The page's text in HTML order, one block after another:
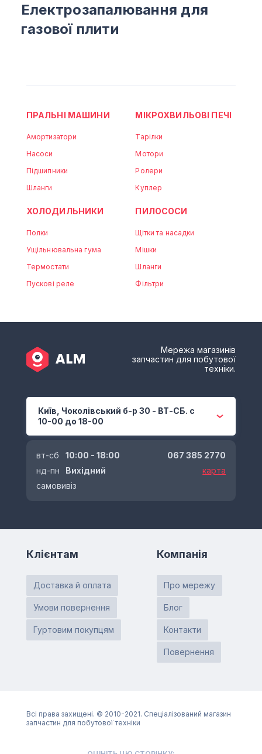
Електрозапалювання для
газової плити
ПРАЛЬНІ МАШИНИ
Амортизатори
Насоси
Підшипники
Шланги
МІКРОХВИЛЬОВІ ПЕЧІ
Тарілки
Мотори
Ролери
Куплер
ХОЛОДИЛЬНИКИ
Полки
Ущільнювальна гума
Термостати
Пускові реле
ПИЛОСОСИ
Щітки та насадки
Мішки
Шланги
Фільтри
Мережа магазинів
запчастин для побутової
техніки.
Київ, Чоколівський б-р 30 - ВТ-СБ. с
10-00 до 18-00
вт-сб
10:00 - 18:00
нд-пн
Вихідний
самовивіз
067 385 2770
карта
Клієнтам
Доставка й оплата
Умови повернення
Гуртовим покупцям
Компанія
Про мережу
Блог
Контакти
Повернення
Всі права захищені. © 2010-2021. Спеціалізований магазин
запчастин для побутової техніки